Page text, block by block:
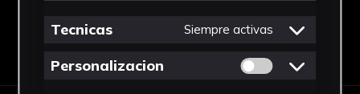
Tecnicas Siempre activas
Personalizacion Permitir cookies